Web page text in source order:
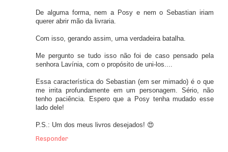
De alguma forma, nem a Posy e nem o Sebastian iriam
querer abrir mão da livraria.
Com isso, gerando assim, uma verdadeira batalha.
Me pergunto se tudo isso não foi de caso pensado pela
senhora Lavínia, com o propósito de uni-los....
Essa característica do Sebastian (em ser mimado) é o que
me irrita profundamente em um personagem. Sério, não
tenho paciência. Espero que a Posy tenha mudado esse
lado dele!
P.S.: Um dos meus livros desejados! 😍
Responder